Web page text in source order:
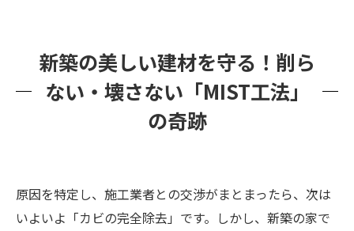
新築の美しい建材を守る！削ら
ない・壊さない「MIST工法」
の奇跡
原因を特定し、施工業者との交渉がまとまったら、次は
いよいよ「カビの完全除去」です。しかし、新築の家で